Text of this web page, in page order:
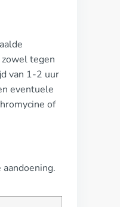
tegen
van 1-2 uur
eventuele
of